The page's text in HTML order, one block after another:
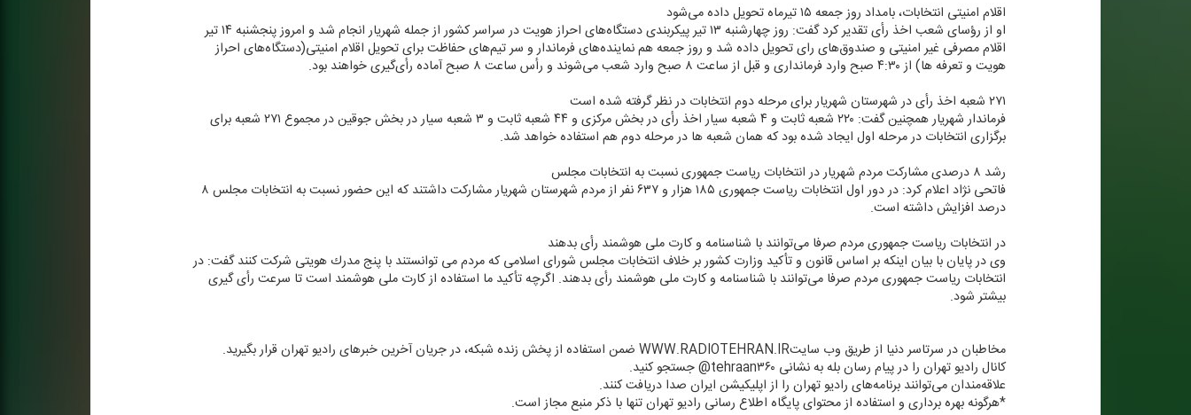
اقلام امنیتی انتخابات، بامداد روز جمعه ۱۵ تیرماه تحویل داده می‌شود
او از رؤسای شعب اخذ رأی تقدیر كرد گفت: روز چهارشنبه ۱۳ تیر پیكربندی دستگاه‌های احراز هویت در سراسر كشور از جمله شهریار انجام شد و امروز پنجشنبه ۱۴ تیر
اقلام مصرفی غیر امنیتی و صندوق‌های رای تحویل داده شد و روز جمعه هم نماینده‌های فرماندار و سر تیم‌های حفاظت برای تحویل اقلام امنیتی(دستگاه‌های احراز
هویت و تعرفه ها) از ۴:۳۰ صبح وارد فرمانداری و قبل از ساعت ۸ صبح وارد شعب می‌شوند و رأس ساعت ۸ صبح آماده رأی‌گیری خواهند بود.
۲۷۱ شعبه اخذ رأی در شهرستان شهریار برای مرحله دوم انتخابات در نظر گرفته شده است
فرماندار شهریار همچنین گفت: ۲۲۰ شعبه ثابت و ۴ شعبه سیار اخذ رأی در بخش مركزی و ۴۴ شعبه ثابت و ۳ شعبه سیار در بخش جوقین در مجموع ۲۷۱ شعبه برای
برگزاری انتخابات در مرحله اول ایجاد شده بود كه همان شعبه ها در مرحله دوم هم استفاده خواهد شد.
رشد ۸ درصدی مشاركت مردم شهریار در انتخابات ریاست جمهوری نسبت به انتخابات مجلس
فاتحی نژاد اعلام كرد: در دور اول انتخابات ریاست جمهوری ۱۸۵ هزار و ۶۳۷ نفر از مردم شهرستان شهریار مشاركت داشتند كه این حضور نسبت به انتخابات مجلس ۸
درصد افزایش داشته است.
در انتخابات ریاست جمهوری مردم صرفا می‌توانند با شناسنامه و كارت ملی هوشمند رأی بدهند
وی در پایان با بیان اینكه بر اساس قانون و تأكید وزارت كشور بر خلاف انتخابات مجلس شورای اسلامی كه مردم می توانستند با پنج مدرك هویتی شركت كنند گفت: در
انتخابات ریاست جمهوری مردم صرفا می‌توانند با شناسنامه و كارت ملی هوشمند رأی بدهند. اگرچه تأكید ما استفاده از كارت ملی هوشمند است تا سرعت رأی گیری
بیشتر شود.
مخاطبان در سرتاسر دنیا از طریق وب سایتWWW.RADIOTEHRAN.IR ضمن استفاده از پخش زنده شبكه، در جریان آخرین خبرهای رادیو تهران قرار بگیرید.
كانال رادیو تهران را در پیام رسان بله به نشانی tehraan۳۶۰@ جستجو كنید.
علاقه‌مندان می‌توانند برنامه‌های رادیو تهران را از اپلیكیشن ایران صدا دریافت كنند.
*هرگونه بهره برداری و استفاده از محتوای پایگاه اطلاع رسانی رادیو تهران تنها با ذكر منبع مجاز است.